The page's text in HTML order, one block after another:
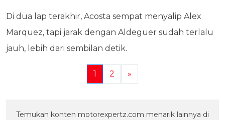
Di dua lap terakhir, Acosta sempat menyalip Alex
Marquez, tapi jarak dengan Aldeguer sudah terlalu
jauh, lebih dari sembilan detik.
1 2 »
Temukan konten motorexpertz.com menarik lainnya di